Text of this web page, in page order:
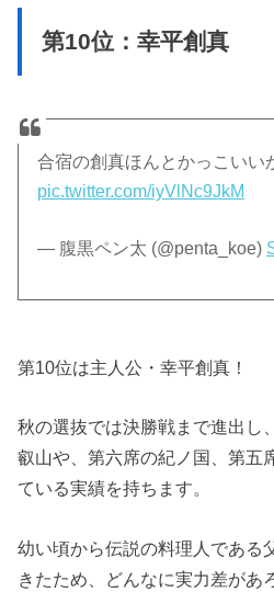
第10位：幸平創真
合宿の創真ほんとかっこいい
pic.twitter.com/iyVlNc9JkM
— 腹黒ペン太 (@penta_koe)
第10位は主人公・幸平創真！
秋の選抜では決勝戦まで進出し
叡山や、第六席の紀ノ国、第五
ている実績を持ちます。
幼い頃から伝説の料理人である
きたため、どんなに実力差があ